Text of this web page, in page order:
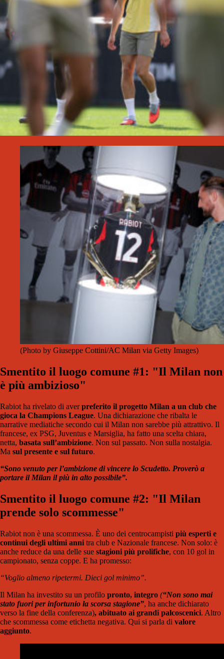
(Photo by Giuseppe Cottini/AC Milan via Getty Images)
Smentito il luogo comune #1: "Il Milan non
è più ambizioso"
Rabiot ha rivelato di averpreferito il progetto Milan a un club che
gioca la Champions League. Una dichiarazione che ribalta le
narrative mediatiche secondo cui il Milan non sarebbe più attrattivo. Il
francese, ex PSG, Juventus e Marsiglia, ha fatto una scelta chiara,
netta, basata sull’ambizione. Non sul passato. Non sulla nostalgia.
Ma sul presente e sul futuro.
“Sono venuto per l’ambizione di vincere lo Scudetto. Proverò a
portare il Milan il più in alto possibile”.
Smentito il luogo comune #2: "Il Milan
prende solo scommesse"
Rabiot non è una scommessa. È uno dei centrocampisti più esperti e
continui degli ultimi anni tra club e Nazionale francese. Non solo: è
anche reduce da una delle sue stagioni più prolifiche, con 10 gol in
campionato, senza coppe. E ha promesso:
“Voglio almeno ripetermi. Dieci gol minimo”.
Il Milan ha investito su un profilo pronto, integro (“Non sono mai
stato fuori per infortunio la scorsa stagione”, ha anche dichiarato
verso la fine della conferenza), abituato ai grandi palcoscenici. Altro
che scommessa come etichetta negativa. Qui si parla di valore
aggiunto.